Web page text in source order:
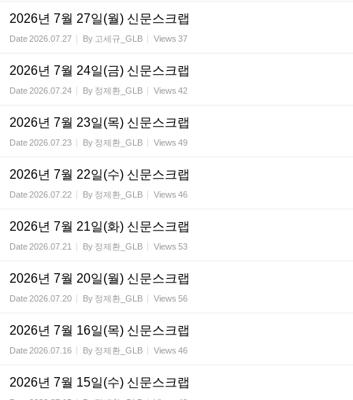
2026년 7월 27일(월) 신문스크랩
Date2026.07.27 By 고세규_GLB Views 37
2026년 7월 24일(금) 신문스크랩
Date2026.07.24 By 정제환_GLB Views 42
2026년 7월 23일(목) 신문스크랩
Date2026.07.23 By 정제환_GLB Views 49
2026년 7월 22일(수) 신문스크랩
Date2026.07.22 By 정제환_GLB Views 46
2026년 7월 21일(화) 신문스크랩
Date2026.07.21 By 정제환_GLB Views 53
2026년 7월 20일(월) 신문스크랩
Date2026.07.20 By 정제환_GLB Views 56
2026년 7월 16일(목) 신문스크랩
Date2026.07.16 By 정제환_GLB Views 46
2026년 7월 15일(수) 신문스크랩